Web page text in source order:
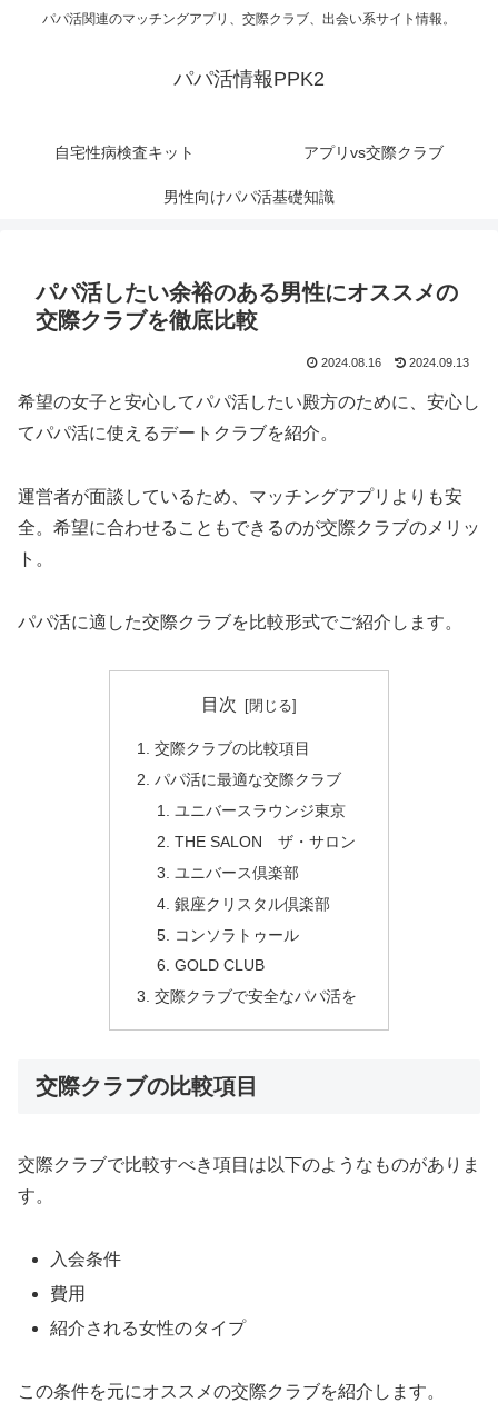
パパ活関連のマッチングアプリ、交際クラブ、出会い系サイト情報。
パパ活情報PPK2
自宅性病検査キット アプリvs交際クラブ
男性向けパパ活基礎知識
パパ活したい余裕のある男性にオススメの
交際クラブを徹底比較
2024.08.16 2024.09.13
希望の女子と安心してパパ活したい殿方のために、安心し
てパパ活に使えるデートクラブを紹介。
運営者が面談しているため、マッチングアプリよりも安
全。希望に合わせることもできるのが交際クラブのメリッ
ト。
パパ活に適した交際クラブを比較形式でご紹介します。
目次
交際クラブの比較項目
パパ活に最適な交際クラブ
ユニバースラウンジ東京
THE SALON ザ・サロン
ユニバース倶楽部
銀座クリスタル倶楽部
コンソラトゥール
GOLD CLUB
交際クラブで安全なパパ活を
交際クラブの比較項目
交際クラブで比較すべき項目は以下のようなものがありま
す。
入会条件
費用
紹介される女性のタイプ
この条件を元にオススメの交際クラブを紹介します。